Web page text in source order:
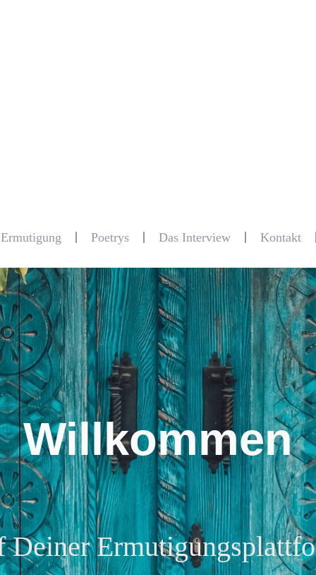
Poetrys Das Interview Kontakt
Willkommen
Deiner